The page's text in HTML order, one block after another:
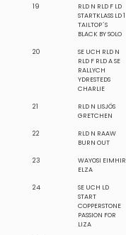
19
RLD N RLD F LD
STARTKLASS LD 1
TAILTOP´S
BLACK BY SOLO
20
SE UCH RLD N
RLD F RLD A SE
RALLYCH
YDRESTEDS
CHARLIE
21
RLD N LISJÖS
GRETCHEN
22
RLD N RAAW
BURN OUT
23
WAYOSI EIMHIR
ELZA
24
SE UCH LD
START
COPPERSTONE
PASSION FOR
LIZA